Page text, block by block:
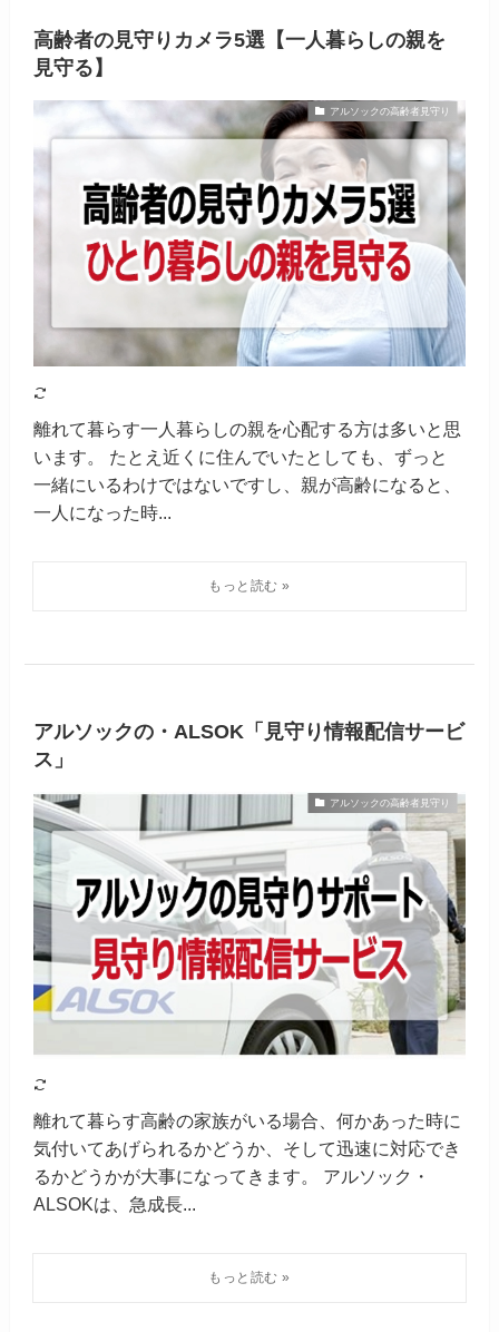
高齢者の見守りカメラ5選【一人暮らしの親を
見守る】
アルソックの高齢者見守り
離れて暮らす一人暮らしの親を心配する方は多いと思
います。 たとえ近くに住んでいたとしても、ずっと
一緒にいるわけではないですし、親が高齢になると、
一人になった時...
アルソックの・ALSOK「見守り情報配信サービ
ス」
アルソックの高齢者見守り
離れて暮らす高齢の家族がいる場合、何かあった時に
気付いてあげられるかどうか、そして迅速に対応でき
るかどうかが大事になってきます。 アルソック・
ALSOKは、急成長...